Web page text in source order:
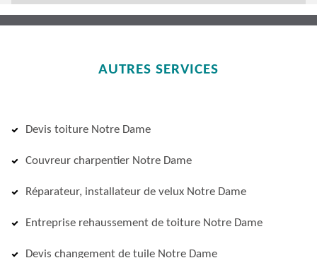
AUTRES SERVICES
Devis toiture Notre Dame
Couvreur charpentier Notre Dame
Réparateur, installateur de velux Notre Dame
Entreprise rehaussement de toiture Notre Dame
Devis changement de tuile Notre Dame